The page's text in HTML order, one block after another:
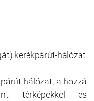
kerékpárút-hálózat
hálózat, a hozzá
térképekkel és